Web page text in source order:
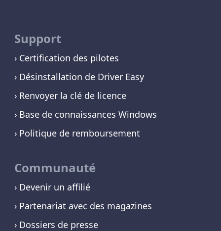
Support
Certification des pilotes
Désinstallation de Driver Easy
Renvoyer la clé de licence
Base de connaissances Windows
Politique de remboursement
Communauté
Devenir un affilié
Partenariat avec des magazines
Dossiers de presse